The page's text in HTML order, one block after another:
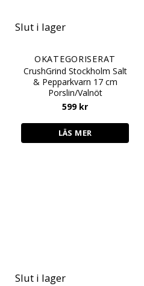
Slut i lager
OKATEGORISERAT
CrushGrind Stockholm Salt
& Pepparkvarn 17 cm
Porslin/Valnöt
599 kr
LÄS MER
Slut i lager